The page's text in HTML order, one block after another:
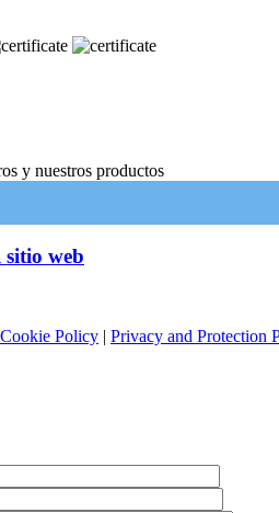
y nuestros productos
sitio web
Cookie Policy | Privacy and Protection